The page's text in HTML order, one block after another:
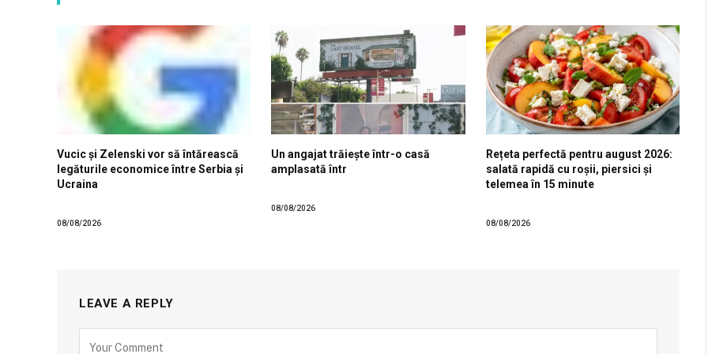
Vucic și Zelenski vor să întărească
legăturile economice între Serbia și
Ucraina
08/08/2026
Un angajat trăiește într-o casă
amplasată într
08/08/2026
Rețeta perfectă pentru august 2026:
salată rapidă cu roșii, piersici și
telemea în 15 minute
08/08/2026
LEAVE A REPLY